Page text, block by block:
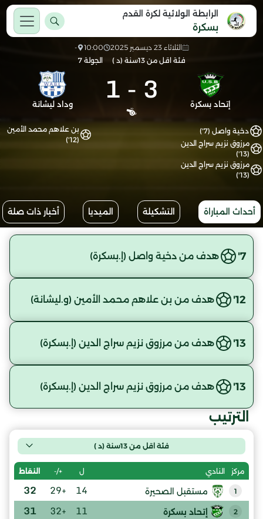
الرابطة الولائية لكرة القدم
بسكرة
الثلاثاء 23 ديسمبر 2025 10:00
-
فئة اقل من 13سنة (د )
الجولة 7
إتحاد بسكرة 3
-
1 وداد ليشانة
دخية واصل (7')
مرزوق نزيم سراج الدين
(13')
مرزوق نزيم سراج الدين
(13')
بن علاهم محمد الأمين
(12')
أحداث المباراة التشكيلة الميديا أخبار ذات صلة
7' هدف من دخية واصل (إ.بسكرة)
12' هدف من بن علاهم محمد الأمين (و.ليشانة)
13' هدف من مرزوق نزيم سراج الدين (إ.بسكرة)
13' هدف من مرزوق نزيم سراج الدين (إ.بسكرة)
الترتيب
فئة اقل من 13سنة (د )
مركز النادي ل +/- النقاط
1 مستقبل الصحيرة 14
+29
32
2 إتحاد بسكرة 11
+32
31